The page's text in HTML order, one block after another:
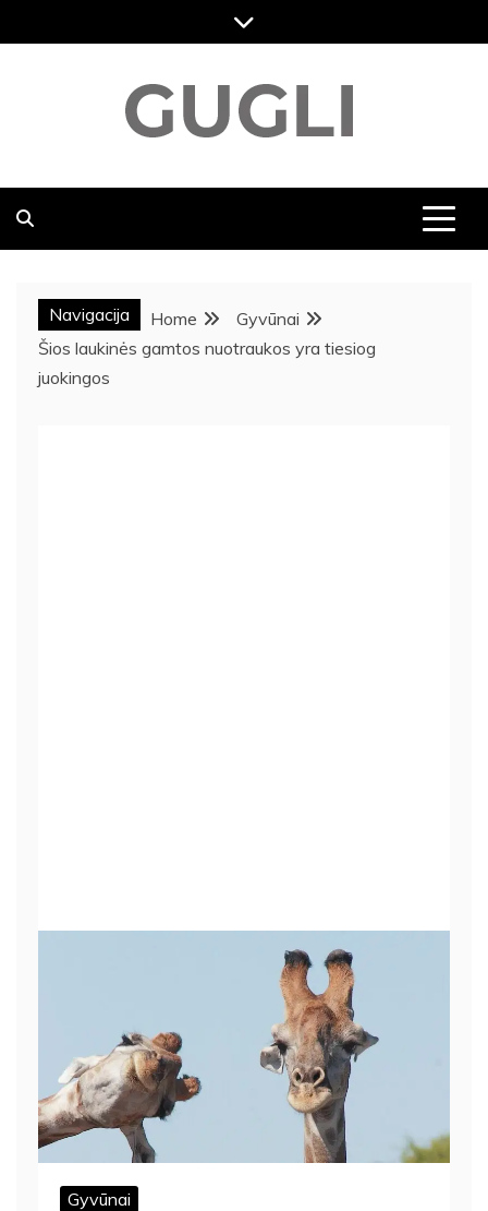
to
DVASINGUMAS, KELIONĖS NAUJIENOS, MENAS,
Navigacija Home
Gyvūnai
Šios laukinės gamtos nuotraukos yra tiesiog
juokingos
Gyvūnai